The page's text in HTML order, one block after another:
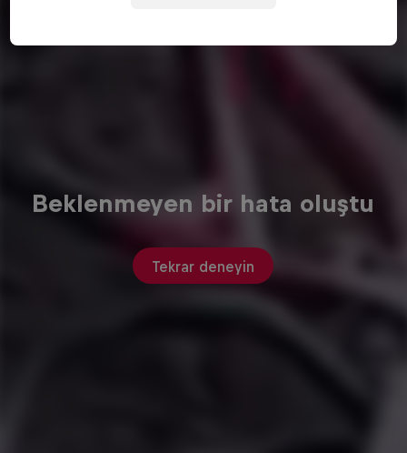
Beklenmeyen bir hata oluştu
Tekrar deneyin